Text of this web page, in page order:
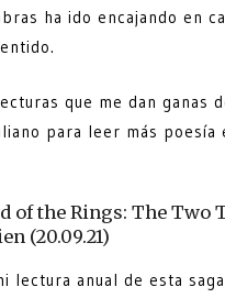
ha ido encajando en
que me dan ganas
para leer más poesía
of the Rings: The Two
(20.09.21)
lectura anual de esta